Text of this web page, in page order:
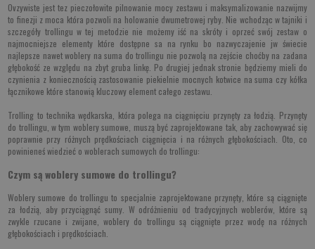
Ovzywiste jest tez pieczołowite pilnowanie mocy zestawu i maksymalizowanie nazwijmy
to finezji z moca która pozwoli na holowanie dwumetrowej ryby. Nie wchodząc w tajniki i
szczegóły trollingu w tej metodzie nie możemy iść na skróty i oprzeć swój zestaw o
najmocniejsze elementy które dostępne sa na rynku bo nazwyczajenie jw świecie
najlepsze nawet woblery na suma do trollingu nie pozwolą na zejście choćby na zadana
głębokość ze względu na zbyt gruba linkę. Po drugiej jednak stronie będziemy mieli do
czynienia z koniecznością zastosowanie piekielnie mocnych kotwice na suma czy kółka
łącznikowe które stanowią kluczowy element całego zestawu.
Trolling to technika wędkarska, która polega na ciągnięciu przynęty za łodzią. Przynęty
do trollingu, w tym woblery sumowe, muszą być zaprojektowane tak, aby zachowywać się
poprawnie przy różnych prędkościach ciągnięcia i na różnych głębokościach. Oto, co
powinieneś wiedzieć o woblerach sumowych do trollingu:
Czym są woblery sumowe do trollingu?
Woblery sumowe do trollingu to specjalnie zaprojektowane przynęty, które są ciągnięte
za łodzią, aby przyciągnąć sumy. W odróżnieniu od tradycyjnych woblerów, które są
zwykle rzucane i zwijane, woblery do trollingu są ciągnięte przez wodę na różnych
głębokościach i prędkościach.